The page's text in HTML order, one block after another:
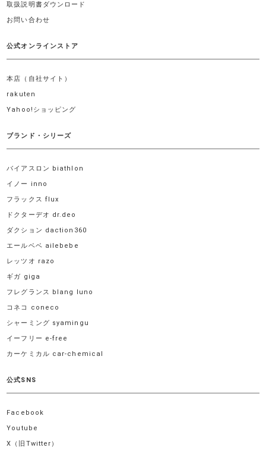
取扱説明書ダウンロード
お問い合わせ
公式オンラインストア
本店（自社サイト）
rakuten
Yahoo!ショッピング
ブランド・シリーズ
バイアスロン biathlon
イノー inno
フラックス flux
ドクターデオ dr.deo
ダクション daction360
エールベベ ailebebe
レッツオ razo
ギガ giga
フレグランス blang luno
コネコ coneco
シャーミング syamingu
イーフリー e-free
カーケミカル car-chemical
公式SNS
Facebook
Youtube
X（旧Twitter）